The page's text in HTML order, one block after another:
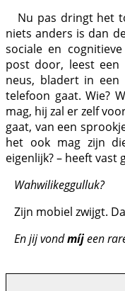
Nu pas dringt het
niets anders is dan
sociale en
post door, leest een
neus, bladert in een
telefoon gaat. Wie?
mag, hij zal er zelf
gaat, van een
het ook mag zijn
eigenlijk? – heeft vast
Wahwilikeggulluk?
Zijn mobiel zwijgt.
En jij vondmíjeen